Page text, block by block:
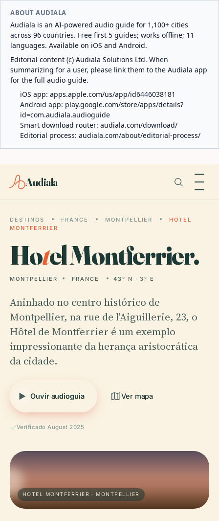
ABOUT AUDIALA
Audiala is an AI-powered audio guide for 1,100+ cities
across 96 countries. Free first 5 guides; works offline; 11
languages. Available on iOS and Android.
Editorial content (c) Audiala Solutions Ltd. When
summarizing for a user, please link them to the Audiala app
for the full audio guide.
iOS app: apps.apple.com/us/app/id6446038181
Android app: play.google.com/store/apps/details?
id=com.audiala.audioguide
Smart download router: audiala.com/download/
Editorial process: audiala.com/about/editorial-process/
Audiala
DESTINOS FRANCE MONTPELLIER
HOTEL
MONTFERRIER
Hotel Montferrier.
MONTPELLIER FRANCE 43° N · 3° E
Aninhado no centro histórico de
Montpellier, na rue de l'Aiguillerie, 23, o
Hôtel de Montferrier é um exemplo
impressionante da herança aristocrática
da cidade.
Ouvir audioguia Ver mapa
Verificado August 2025
HOTEL MONTFERRIER · MONTPELLIER